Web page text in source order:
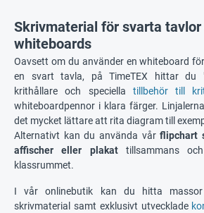
Skrivmaterial för svarta
whiteboards
Oavsett om du använder en whiteboard
en svart tavla, på TimeTEX hittar du
krithållare och speciella tillbehör till
whiteboardpennor i klara färger.
det mycket lättare att rita diagram till
Alternativt kan du använda vårflipchart
affischer eller plakattillsammans
klassrummet.
I vår onlinebutik kan du hitta
skrivmaterial samt exklusivt utvecklade